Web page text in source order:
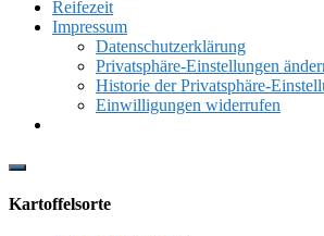
Reifezeit
Impressum
Datenschutzerklärung
Privatsphäre-Einstellungen
Historie der Privatsphäre-
Einwilligungen widerrufen
Show
Content
Kartoffelsorte